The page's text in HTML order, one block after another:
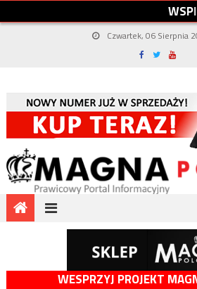
WSPI
Czwartek, 06 Sierpnia
WESPRZYJ PROJEKT